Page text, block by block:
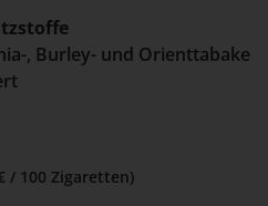
, Burley- und Orienttabake
/ 100 Zigaretten)